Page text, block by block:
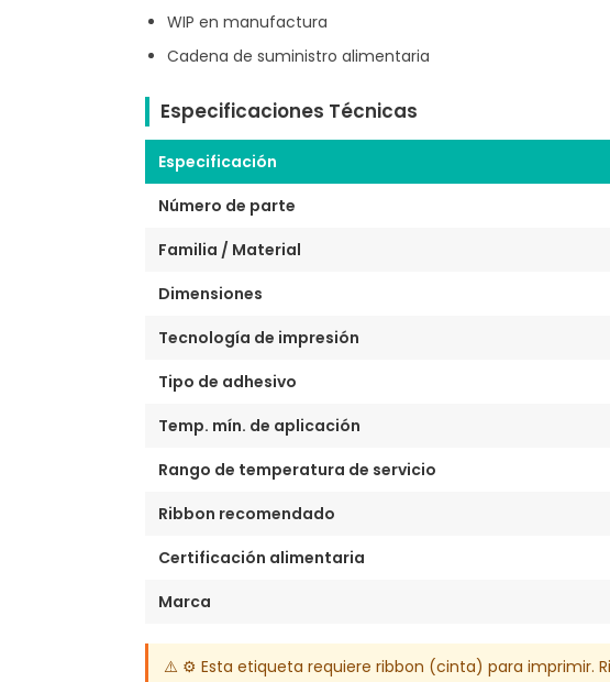
WIP en manufactura
Cadena de suministro alimentaria
Especificaciones Técnicas
Especificación
Número de parte
Familia / Material
Dimensiones
Tecnología de impresión
Tipo de adhesivo
Temp. mín. de aplicación
Rango de temperatura de servicio
Ribbon recomendado
Certificación alimentaria
Marca
⚠️ ⚙️ Esta etiqueta requiere ribbon (cinta) para imprimir.